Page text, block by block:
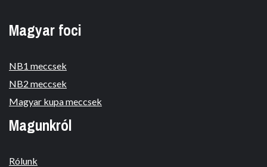
Magyar foci
NB1 meccsek
NB2 meccsek
Magyar kupa meccsek
Magunkról
Rólunk